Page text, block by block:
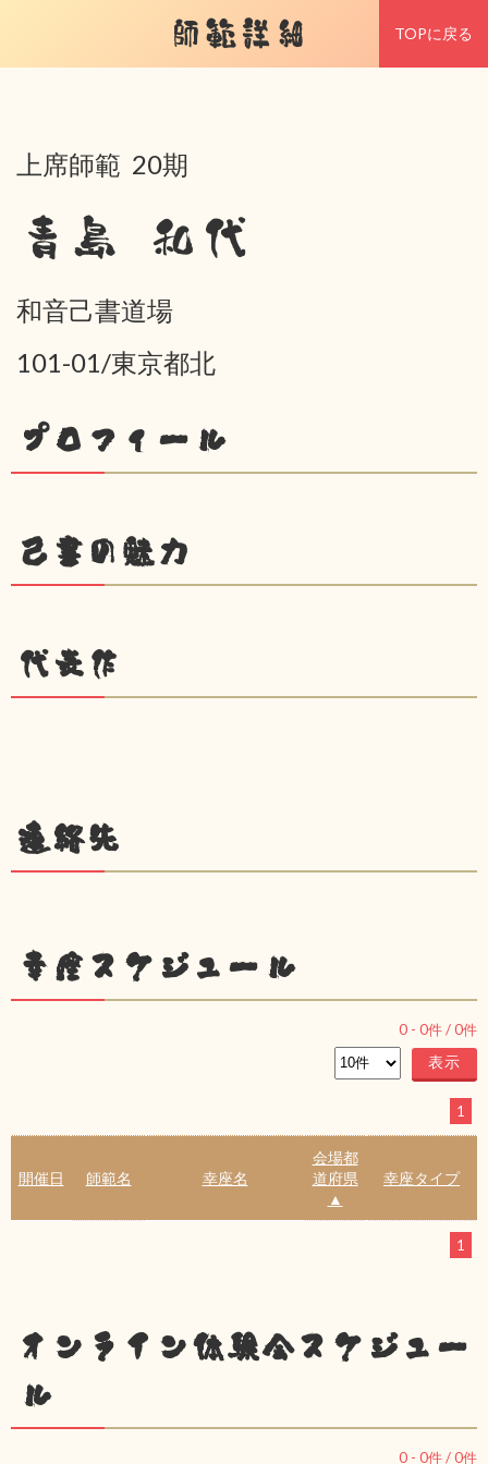
師範詳細 TOPに戻る
上席師範 20期
青島 和代
和音己書道場
101-01/東京都北
プロフィール
己書の魅力
代表作
連絡先
幸座スケジュール
0 - 0件 /0件
1
開催日 師範名 幸座名
会場都
道府県
▲
幸座タイプ
1
オンライン体験会スケジュー
ル
0 - 0件 /0件